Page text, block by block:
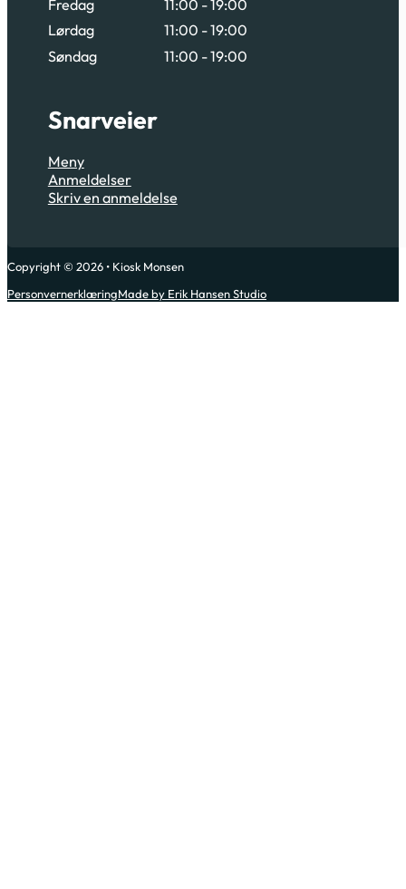
Fredag
11:00 - 19:00
Lørdag
11:00 - 19:00
Søndag
11:00 - 19:00
Snarveier
Meny
Anmeldelser
Skriv en anmeldelse
Copyright © 2026 • Kiosk Monsen
PersonvernerklæringMade by Erik Hansen Studio